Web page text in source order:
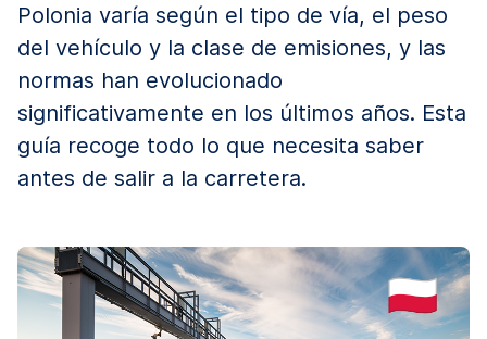
Polonia varía según el tipo de vía, el peso
del vehículo y la clase de emisiones, y las
normas han evolucionado
significativamente en los últimos años. Esta
guía recoge todo lo que necesita saber
antes de salir a la carretera.